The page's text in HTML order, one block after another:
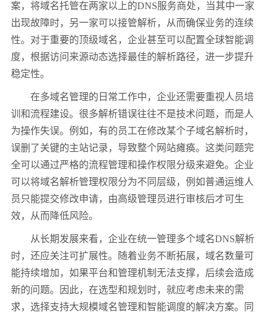
案，将域名托管在两家以上的DNS服务商处，当其中一家
出现故障时，另一家可以接管解析，从而确保业务的连续
性。对于重要的顶级域名，企业甚至可以配置全球智能调
度，根据访问来源动态选择最佳的解析路径，进一步提升
稳定性。
在多域名管理的日常工作中，企业还需要重视人员培
训和流程建设。很多解析错误往往不是技术问题，而是人
为操作失误。例如，有的员工在修改某个子域名解析时，
误删了关键的主站记录，导致整个网站瘫痪。这类问题完
全可以通过严格的流程管理和操作权限分级来避免。企业
可以将域名解析管理权限分为不同层级，例如普通运维人
员只能提交修改申请，由高级管理员进行审核后才可生
效，从而降低风险。
从长期发展来看，企业在统一管理多个域名DNS解析
时，还应关注可扩展性。随着业务不断拓展，域名数量可
能持续增加，如果平台和管理机制无法支撑，后续会造成
新的问题。因此，在选型和规划时，就应考虑未来的需
求，选择支持大规模域名管理和智能调度的解决方案。同